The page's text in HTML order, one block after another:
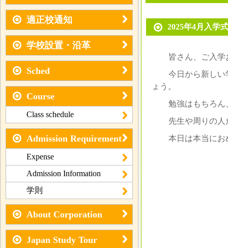
適正校通知
学校設置・沿革
Sched
Course
Class schedule
Admission Requirement
Expense
Admission Information
学則
About Corporation
Japan Study Tour
2025年4月入学式
皆さん、ご入
今日から新し
ょう。
勉強はもちろ
先生や周りの
本日は本当に